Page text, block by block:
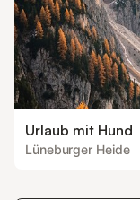
Urlaub mit Hund
Lüneburger Heide